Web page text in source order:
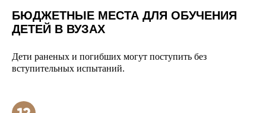
БЮДЖЕТНЫЕ МЕСТА ДЛЯ ОБУЧЕНИЯ
ДЕТЕЙ В ВУЗАХ
Дети раненых и погибших могут поступить без
вступительных испытаний.